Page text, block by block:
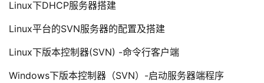
Linux下DHCP服务器搭建
Linux平台的SVN服务器的配置及搭建
Linux下版本控制器(SVN) -命令行客户端
Windows下版本控制器（SVN）-启动服务器端程序